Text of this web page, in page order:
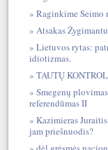
Raginkime Seimo
Atsakas
Lietuvos rytas:
idiotizmas.
TAUTŲ
Smegenų
referendūmas II
Kazimieras
jam priešnuodis?